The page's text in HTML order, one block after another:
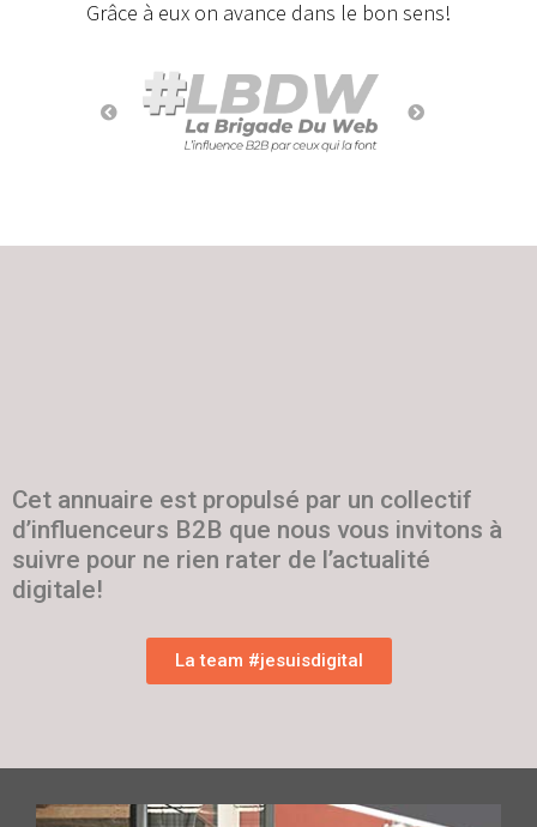
Grâce à eux on avance dans le bon sens!
Cet annuaire est propulsé par un collectif
d’influenceurs B2B que nous vous invitons à
suivre pour ne rien rater de l’actualité
digitale!
La team #jesuisdigital